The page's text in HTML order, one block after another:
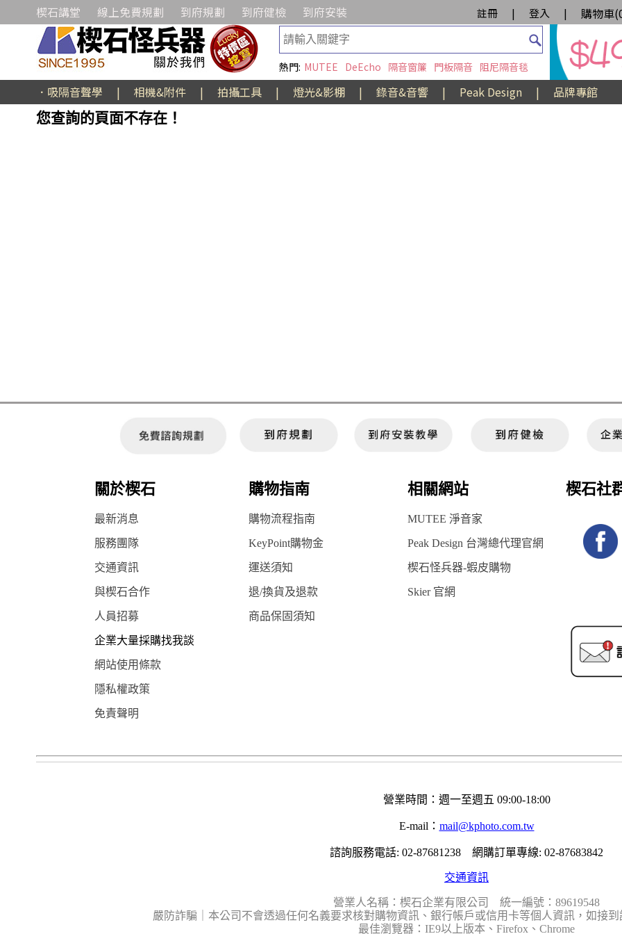
楔石講堂 線上免費規劃 到府規劃 到府健檢 到府安裝 註冊 | 登入 | 購物車(
熱門: MUTEE DeEcho 隔音窗簾 門板隔音 阻尼隔音毯
．吸隔音聲學 | 相機&附件 | 拍攝工具 | 燈光&影棚 | 錄音&音響 | Peak Design |
品牌專館
您查詢的頁面不存在！
關於楔石 購物指南 相關網站 楔石社
最新消息 購物流程指南 MUTEE 淨音家
服務團隊 KeyPoint購物金 Peak Design 台灣總代理官網
交通資訊 運送須知 楔石怪兵器-蝦皮購物
與楔石合作 退/換貨及退款 Skier 官網
人員招募 商品保固須知
企業大量採購找我談
網站使用條款
隱私權政策
免責聲明
營業時間：週一至週五 09:00-18:00
E-mail： mail@kphoto.com.tw
諮詢服務電話: 02-87681238 網購訂單專線: 02-87683842
交通資訊
營業人名稱：楔石企業有限公司 統一編號：89619548
嚴防詐騙｜本公司不會透過任何名義要求核對購物資訊、銀行帳戶或信用卡等個人資訊，如接
最佳瀏覽器：IE9以上版本、Firefox、Chrome